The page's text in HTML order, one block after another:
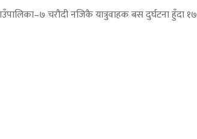
चरौदी नजिकै यात्रुवाहक बस दुर्घटना हुँदा १७